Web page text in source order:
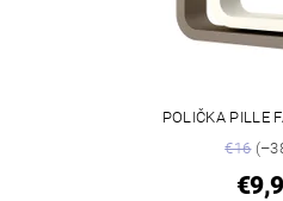
POLIČKA PILLE
€16